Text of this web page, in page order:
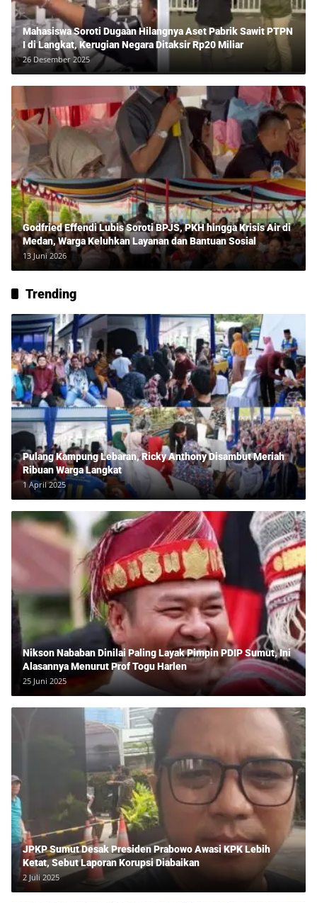
Mahasiswa Soroti Dugaan Hilangnya Aset Pabrik Sawit PTPN
I di Langkat, Kerugian Negara Ditaksir Rp20 Miliar
26 Desember 2025
Godfried Effendi Lubis Soroti BPJS, PKH hingga Krisis Air di
Medan, Warga Keluhkan Layanan dan Bantuan Sosial
13 Juni 2026
Trending
Pulang Kampung Lebaran, Ricky Anthony Disambut Meriah
Ribuan Warga Langkat
1 April 2025
Nikson Nababan Dinilai Paling Layak Pimpin PDIP Sumut, Ini
Alasannya Menurut Prof Togu Harlen
25 Juni 2025
JPKP Sumut Desak Presiden Prabowo Awasi KPK Lebih
Ketat, Sebut Laporan Korupsi Diabaikan
2 Juli 2025